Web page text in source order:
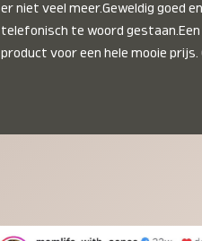
er niet veel meer.Geweldig goed
telefonisch te woord gestaan.Een
product voor een hele mooie prijs.